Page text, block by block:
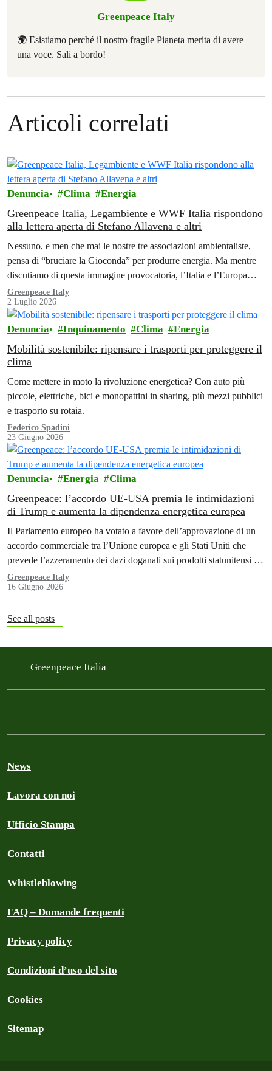
Greenpeace Italy
🌍 Esistiamo perché il nostro fragile Pianeta merita di avere
una voce. Sali a bordo!
Articoli correlati
Denuncia Clima Energia
Greenpeace Italia, Legambiente e WWF Italia rispondono
alla lettera aperta di Stefano Allavena e altri
Nessuno, e men che mai le nostre tre associazioni ambientaliste,
pensa di “bruciare la Gioconda” per produrre energia. Ma mentre
discutiamo di questa immagine provocatoria, l’Italia e l’Europa
stanno vivendo,…
Greenpeace Italy
2 Luglio 2026
Denuncia Inquinamento Clima Energia
Mobilità sostenibile: ripensare i trasporti per proteggere il
clima
Come mettere in moto la rivoluzione energetica? Con auto più
piccole, elettriche, bici e monopattini in sharing, più mezzi pubblici
e trasporto su rotaia.
Federico Spadini
23 Giugno 2026
Denuncia Energia Clima
Greenpeace: l’accordo UE-USA premia le intimidazioni
di Trump e aumenta la dipendenza energetica europea
Il Parlamento europeo ha votato a favore dell’approvazione di un
accordo commerciale tra l’Unione europea e gli Stati Uniti che
prevede l’azzeramento dei dazi doganali sui prodotti statunitensi da
parte dell'UE
Greenpeace Italy
16 Giugno 2026
See all posts
Greenpeace Italia
News
Lavora con noi
Ufficio Stampa
Contatti
Whistleblowing
FAQ – Domande frequenti
Privacy policy
Condizioni d’uso del sito
Cookies
Sitemap